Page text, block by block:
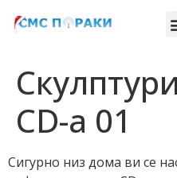
CD-а 01
Сигурно низ дома ви се